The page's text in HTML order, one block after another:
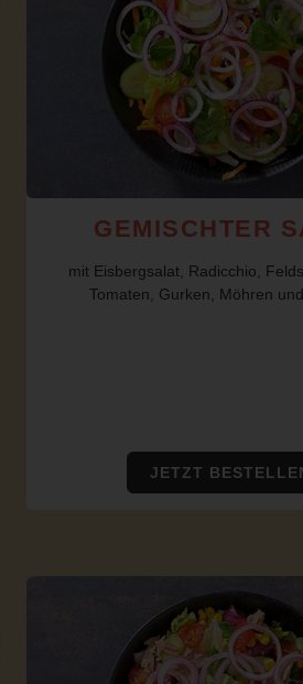
GEMISCHTER
mit Eisbergsalat, Radicchio,
Tomaten, Gurken, Möhren
JETZT